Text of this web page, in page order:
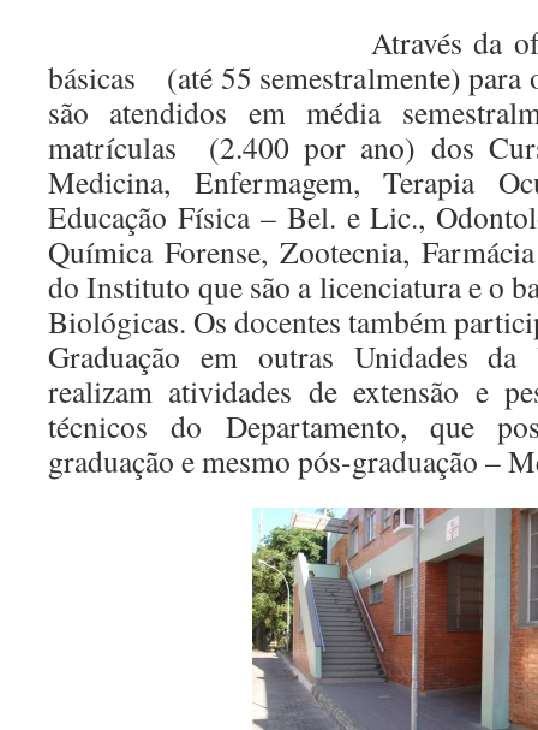
Através da oferta
básicas (até 55 semestralmente) para
são atendidos em média
matrículas (2.400 por ano) dos
Medicina, Enfermagem, Terapia
Educação Física – Bel. e Lic.,
Química Forense, Zootecnia,
do Instituto que são a licenciatura e o
Biológicas. Os docentes também
Graduação em outras Unidades
realizam atividades de extensão e
técnicos do Departamento, que
graduação e mesmo pós-graduação –